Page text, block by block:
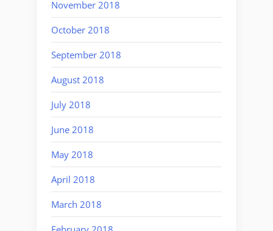
November 2018
October 2018
September 2018
August 2018
July 2018
June 2018
May 2018
April 2018
March 2018